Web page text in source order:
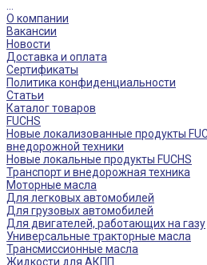
О компании
Вакансии
Новости
Доставка и оплата
Сертификаты
Политика конфиденциальности
Статьи
Каталог товаров
FUCHS
Новые локализованные продукты
внедорожной техники
Новые локальные продукты FUCHS
Транспорт и внедорожная техника
Моторные масла
Для легковых автомобилей
Для грузовых автомобилей
Для двигателей, работающих на газу
Универсальные тракторные масла
Трансмиссионные масла
Жидкости для АКПП